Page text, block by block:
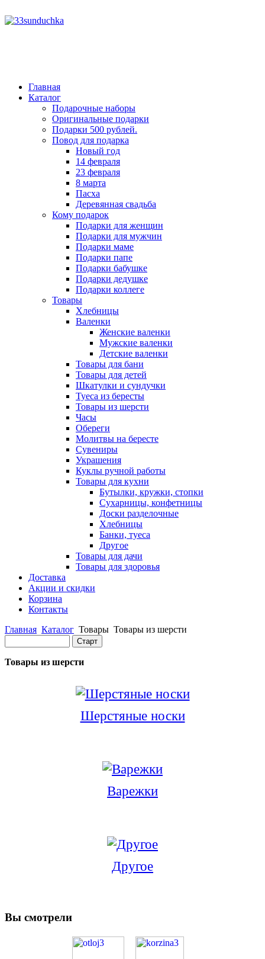
Главная
Каталог
Подарочные наборы
Оригинальные подарки
Подарки 500 рублей.
Повод для подарка
Новый год
14 февраля
23 февраля
8 марта
Пасха
Деревянная свадьба
Кому подарок
Подарки для женщин
Подарки для мужчин
Подарки маме
Подарки папе
Подарки бабушке
Подарки дедушке
Подарки коллеге
Товары
Хлебницы
Валенки
Женские валенки
Мужские валенки
Детские валенки
Товары для бани
Товары для детей
Шкатулки и сундучки
Туеса из бересты
Товары из шерсти
Часы
Обереги
Молитвы на бересте
Сувениры
Украшения
Куклы ручной работы
Товары для кухни
Бутылки, кружки, стопки
Сухарницы, конфетницы
Доски разделочные
Хлебницы
Банки, туеса
Другое
Товары для дачи
Товары для здоровья
Доставка
Акции и скидки
Корзина
Контакты
Главная Каталог Товары Товары из шерсти
Товары из шерсти
Шерстяные носки
Варежки
Другое
Вы смотрели